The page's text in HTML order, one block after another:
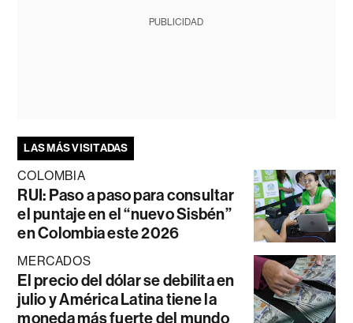
PUBLICIDAD
LAS MÁS VISITADAS
COLOMBIA
RUI: Paso a paso para consultar
el puntaje en el “nuevo Sisbén”
en Colombia este 2026
MERCADOS
El precio del dólar se debilita en
julio y América Latina tiene la
moneda más fuerte del mundo